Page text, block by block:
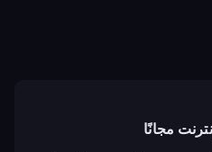
مجانًا